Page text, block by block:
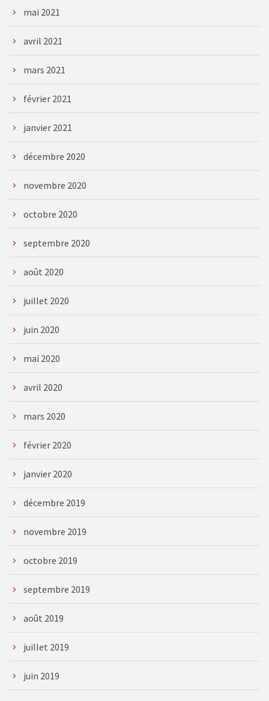
mai 2021
avril 2021
mars 2021
février 2021
janvier 2021
décembre 2020
novembre 2020
octobre 2020
septembre 2020
août 2020
juillet 2020
juin 2020
mai 2020
avril 2020
mars 2020
février 2020
janvier 2020
décembre 2019
novembre 2019
octobre 2019
septembre 2019
août 2019
juillet 2019
juin 2019